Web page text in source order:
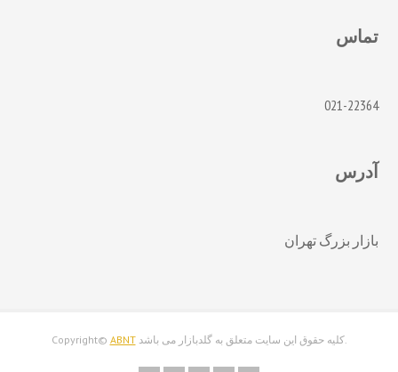
تماس
021-22364
آدرس
بازار بزرگ تهران
.کليه حقوق اين سايت متعلق به گلدبازار می باشد Copyright©ABNT